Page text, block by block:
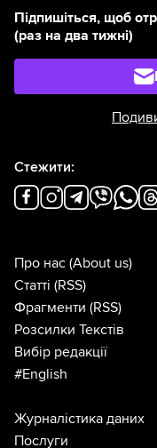
Підпишіться, щоб
(раз на два тижні)
Стежити:
Про нас (About us)
Статті (RSS)
Фрагменти (RSS)
Розсилки Текстів
Вибір редакції
#English
Журналістика даних
Послуги